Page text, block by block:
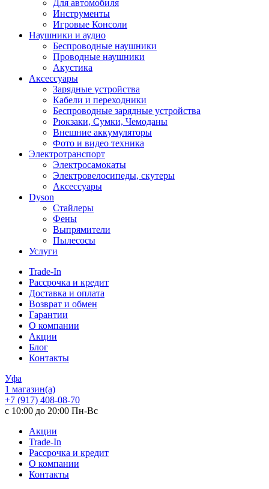
Для автомобиля
Инструменты
Игровые Консоли
Наушники и аудио
Беспроводные наушники
Проводные наушники
Акустика
Аксессуары
Зарядные устройства
Кабели и переходники
Беспроводные зарядные устройства
Рюкзаки, Сумки, Чемоданы
Внешние аккумуляторы
Фото и видео техника
Электротранспорт
Электросамокаты
Электровелосипеды, скутеры
Аксессуары
Dyson
Стайлеры
Фены
Выпрямители
Пылесосы
Услуги
Trade-In
Рассрочка и кредит
Доставка и оплата
Возврат и обмен
Гарантии
О компании
Акции
Блог
Контакты
Уфа
1 магазин(а)
+7 (917) 408-08-70
с 10:00 до 20:00 Пн-Вс
Акции
Trade-In
Рассрочка и кредит
О компании
Контакты